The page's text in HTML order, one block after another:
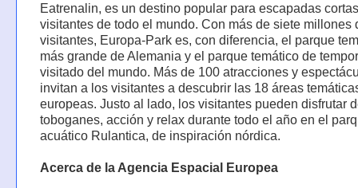
Eatrenalin, es un destino popular para escapadas
visitantes de todo el mundo. Con más de siete millones
visitantes, Europa-Park es, con diferencia, el parque
más grande de Alemania y el parque temático de
visitado del mundo. Más de 100 atracciones y
invitan a los visitantes a descubrir las 18 áreas
europeas. Justo al lado, los visitantes pueden disfrutar
toboganes, acción y relax durante todo el año en el
acuático Rulantica, de inspiración nórdica.
Acerca de la Agencia Espacial Europea